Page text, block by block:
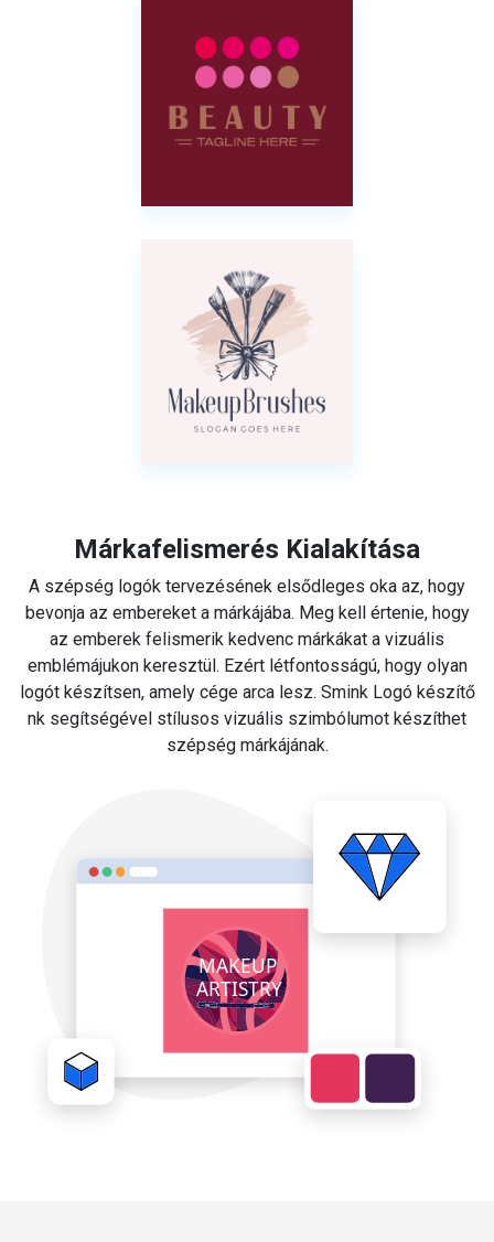
Márkafelismerés Kialakítása
A szépség logók tervezésének elsődleges oka az, hogy
bevonja az embereket a márkájába. Meg kell értenie, hogy
az emberek felismerik kedvenc márkákat a vizuális
emblémájukon keresztül. Ezért létfontosságú, hogy olyan
logót készítsen, amely cége arca lesz. Smink Logó készítő
nk segítségével stílusos vizuális szimbólumot készíthet
szépség márkájának.